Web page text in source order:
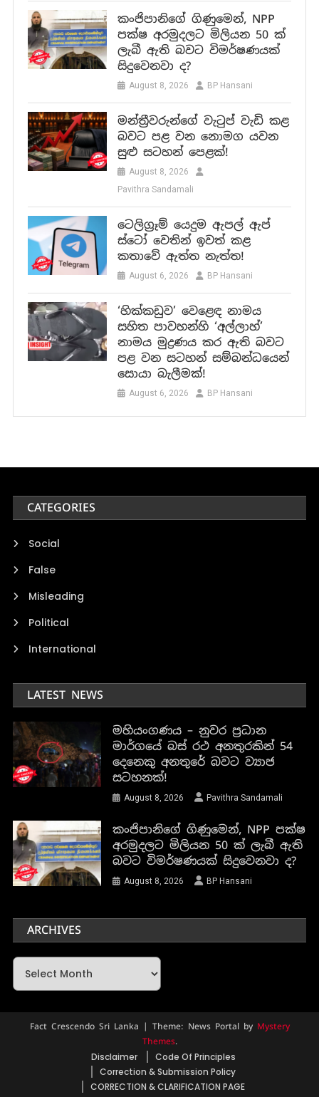
කංජිපානිගේ ගිණුමෙන්, NPP
පක්ෂ අරමුදලට මිලියන 50 ක්
ලැබී ඇති බවට විමර්ෂණයක්
සිදුවෙනවා ද?
August 8, 2026 BP Hansani
මන්ත්‍රීවරුන්ගේ වැටුප් වැඩි කළ
බවට පළ වන නොමග යවන
සුළු සටහන් පෙළක්!
August 8, 2026
Pavithra Sandamali
ටෙලිග්‍රෑම් යෙදුම ඇපල් ඇප්
ස්ටෝ වෙතින් ඉවත් කළ
කතාවේ ඇත්ත නැත්ත!
August 6, 2026 BP Hansani
‘හික්කඩුව’ වෙළෙඳ නාමය
සහිත පාවහන්හි ‘අල්ලාහ්’
නාමය මුද්‍රණය කර ඇති බවට
පළ වන සටහන් සම්බන්ධයෙන්
සොයා බැලීමක්!
August 6, 2026 BP Hansani
CATEGORIES
Social
False
Misleading
Political
International
LATEST NEWS
මහියංගණය – නුවර ප්‍රධාන
මාර්ගයේ බස් රථ අනතුරකින් 54
දෙනෙකු අනතුරේ බවට ව්‍යාජ
සටහනක්!
August 8, 2026 Pavithra Sandamali
කංජිපානිගේ ගිණුමෙන්, NPP පක්ෂ
අරමුදලට මිලියන 50 ක් ලැබී ඇති
බවට විමර්ෂණයක් සිදුවෙනවා ද?
August 8, 2026 BP Hansani
ARCHIVES
Archives
Fact Crescendo Sri Lanka | Theme: News Portal by Mystery
Themes.
Disclaimer
Code Of Principles
Correction & Submission Policy
CORRECTION & CLARIFICATION PAGE